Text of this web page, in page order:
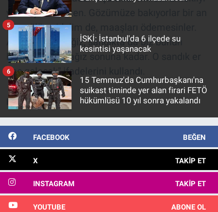
yok saydılar zaten. Gözümüze bakıyorlar bir an
önce ölüp gidelim de, maaşları ödemesinler.
Ama ölmeyeceğiz, sandıkta da biz bunun
hesabını soracağız sonuna kadar. O sandık er
geç gelecek" ifadelerini kullandı.
Kaynak:ANKA
İSKİ: İstanbul'da 6 ilçede su
kesintisi yaşanacak
5
15 Temmuz'da Cumhurbaşkanı'na
suikast timinde yer alan firari FETÖ
hükümlüsü 10 yıl sonra yakalandı
6
FACEBOOK BEĞEN
X TAKIP ET
INSTAGRAM TAKIP ET
YOUTUBE ABONE OL
Nedir
Popüler
Programlar
Sağlık
Spor
Teknoloji
Yerel Gündem